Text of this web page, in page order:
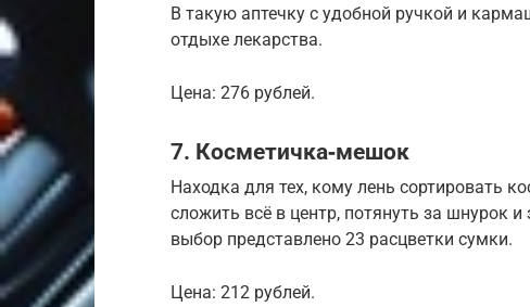
В такую аптечку с удобной ручкой и
отдыхе лекарства.
Цена: 276 рублей.
7. Косметичка‑мешок
Находка для тех, кому лень сортировать
сложить всё в центр, потянуть за шнурок
выбор представлено 23 расцветки сумки.
Цена: 212 рублей.